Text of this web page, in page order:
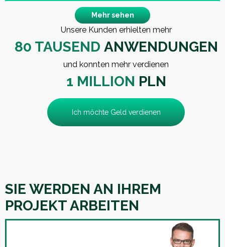
Mehr sehen
Unsere Kunden erhielten mehr
80 TAUSEND ANWENDUNGEN
und konnten mehr verdienen
1 MILLION PLN
Ich möchte Geld verdienen
SIE WERDEN AN IHREM
PROJEKT ARBEITEN